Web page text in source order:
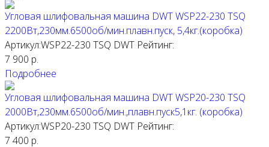
Угловая шлифовальная машина DWT WSP22-230 TSQ
2200Вт,230мм.6500об/мин.плавн.пуск, 5,4кг.(коробка)
Артикул:WSP22-230 TSQ DWT Рейтинг:
7 900 р.
Подробнее
Угловая шлифовальная машина DWT WSP20-230 TSQ
2000Вт,230мм.6500об/мин.,плавн.пуск5,1кг. (коробка)
Артикул:WSP20-230 TSQ DWT Рейтинг:
7 400 р.